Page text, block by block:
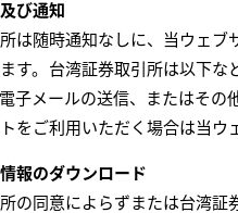
び通知
は随時通知なしに、当ウェ
す。台湾証券取引所は以下
子メールの送信、またはそ
をご利用いただく場合は当ウ
報のダウンロード
の同意によらずまたは台湾